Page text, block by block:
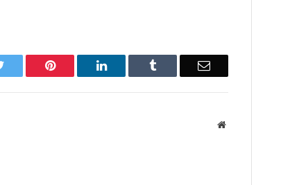
Twitter Pinterest LinkedIn Tumblr Email
Website